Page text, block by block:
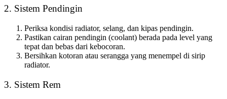
2. Sistem Pendingin
Periksa kondisi radiator, selang, dan kipas pendingin.
Pastikan cairan pendingin (coolant) berada pada level yang
tepat dan bebas dari kebocoran.
Bersihkan kotoran atau serangga yang menempel di sirip
radiator.
3. Sistem Rem